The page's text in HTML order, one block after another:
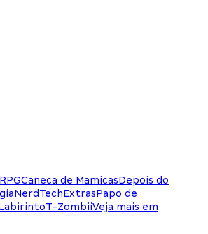
Caneca de MamicasDepois do
NerdTechExtrasPapo de
T-ZombiiVeja mais em